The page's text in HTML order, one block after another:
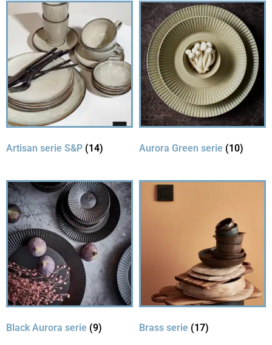
Artisan serie S&P (14) Aurora Green serie (10)
Black Aurora serie (9) Brass serie (17)